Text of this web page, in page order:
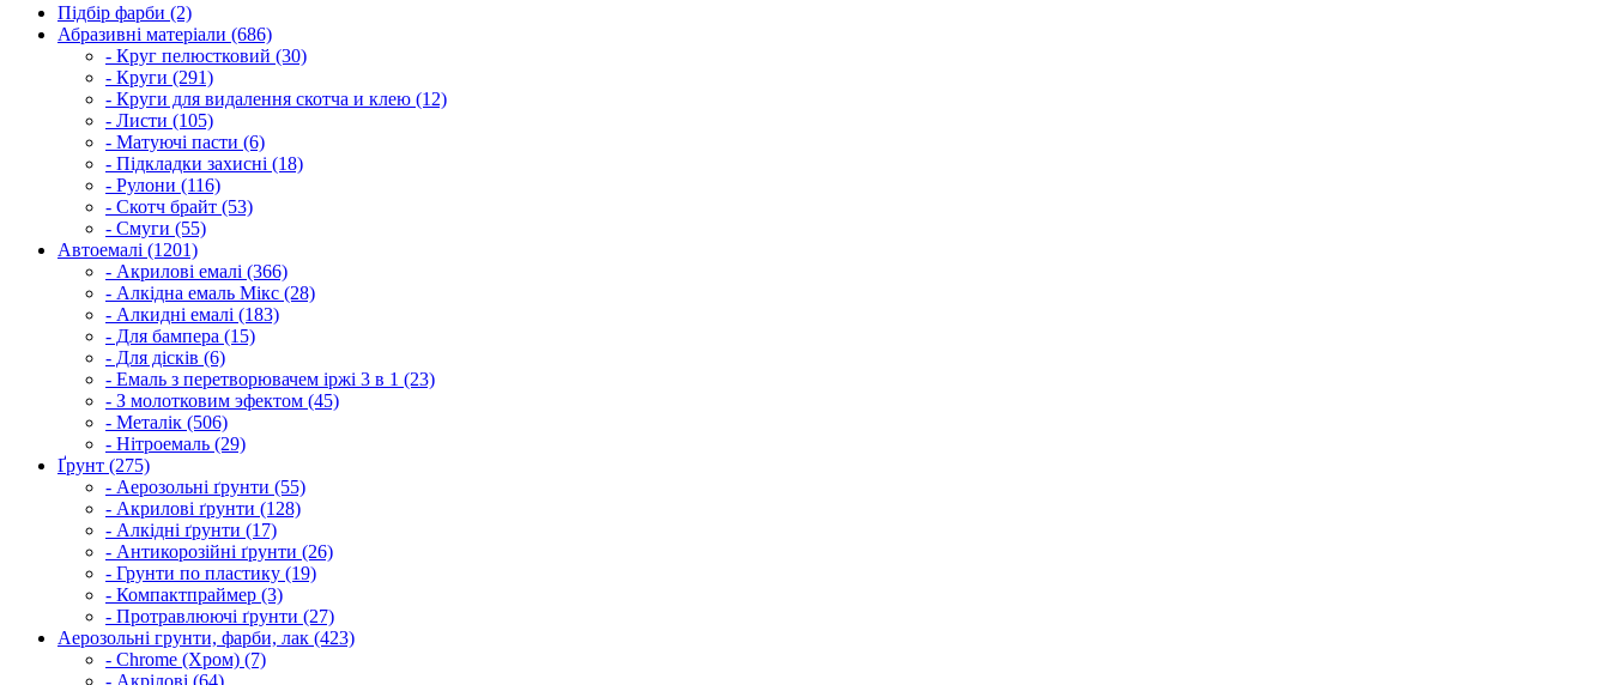
Підбір фарби (2)
Абразивні матеріали (686)
- Круг пелюстковий (30)
- Круги (291)
- Круги для видалення скотча и клею (12)
- Листи (105)
- Матуючі пасти (6)
- Підкладки захисні (18)
- Рулони (116)
- Скотч брайт (53)
- Смуги (55)
Автоемалі (1201)
- Акрилові емалі (366)
- Алкідна емаль Мікс (28)
- Алкидні емалі (183)
- Для бампера (15)
- Для дісків (6)
- Емаль з перетворювачем іржі 3 в 1 (23)
- З молотковим эфектом (45)
- Металік (506)
- Нітроемаль (29)
Ґрунт (275)
- Аерозольні ґрунти (55)
- Акрилові ґрунти (128)
- Алкідні ґрунти (17)
- Антикорозійні ґрунти (26)
- Грунти по пластику (19)
- Компактпраймер (3)
- Протравлюючі ґрунти (27)
Аерозольні грунти, фарби, лак (423)
- Chrome (Хром) (7)
- Акрілові (64)